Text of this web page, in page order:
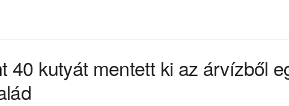
40 kutyát mentett ki az árvízből